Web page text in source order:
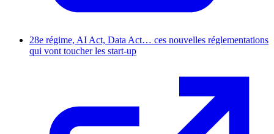
28e régime, AI Act, Data Act… ces nouvelles réglementations
qui vont toucher les start-up